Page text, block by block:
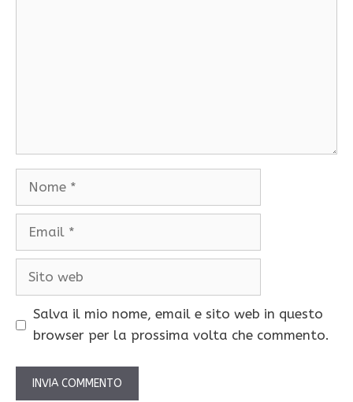
Nome
Email
Sito
Salva il mio nome, email e sito web in questo
browser per la prossima volta che commento.